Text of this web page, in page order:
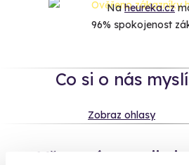
Naheureka.cz
96% spokojenost
Co si o nás myslí
Zobraz ohlasy
Vše umíme pojistit